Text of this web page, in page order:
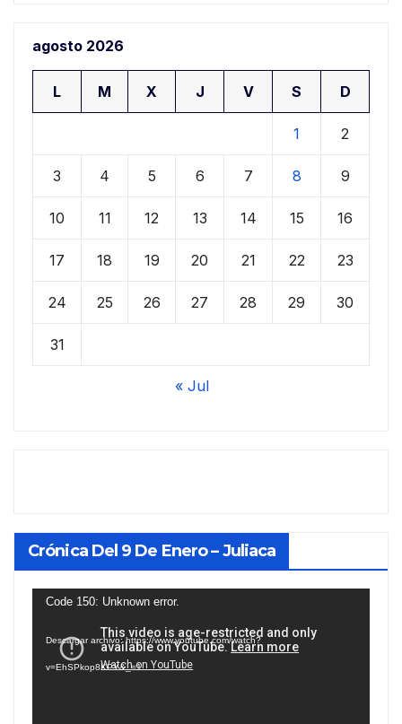
agosto 2026
L M X J V S D
1 2
3 4 5 6 7 8 9
10 11 12 13 14 15 16
17 18 19 20 21 22 23
24 25 26 27 28 29 30
31
« Jul
Crónica Del 9 De Enero – Juliaca
Reproductor
vídeo
Code 150: Unknown error.
Descargar archivo: https://www.youtube.com/watch?
v=EhSPkop8KPY&_=1